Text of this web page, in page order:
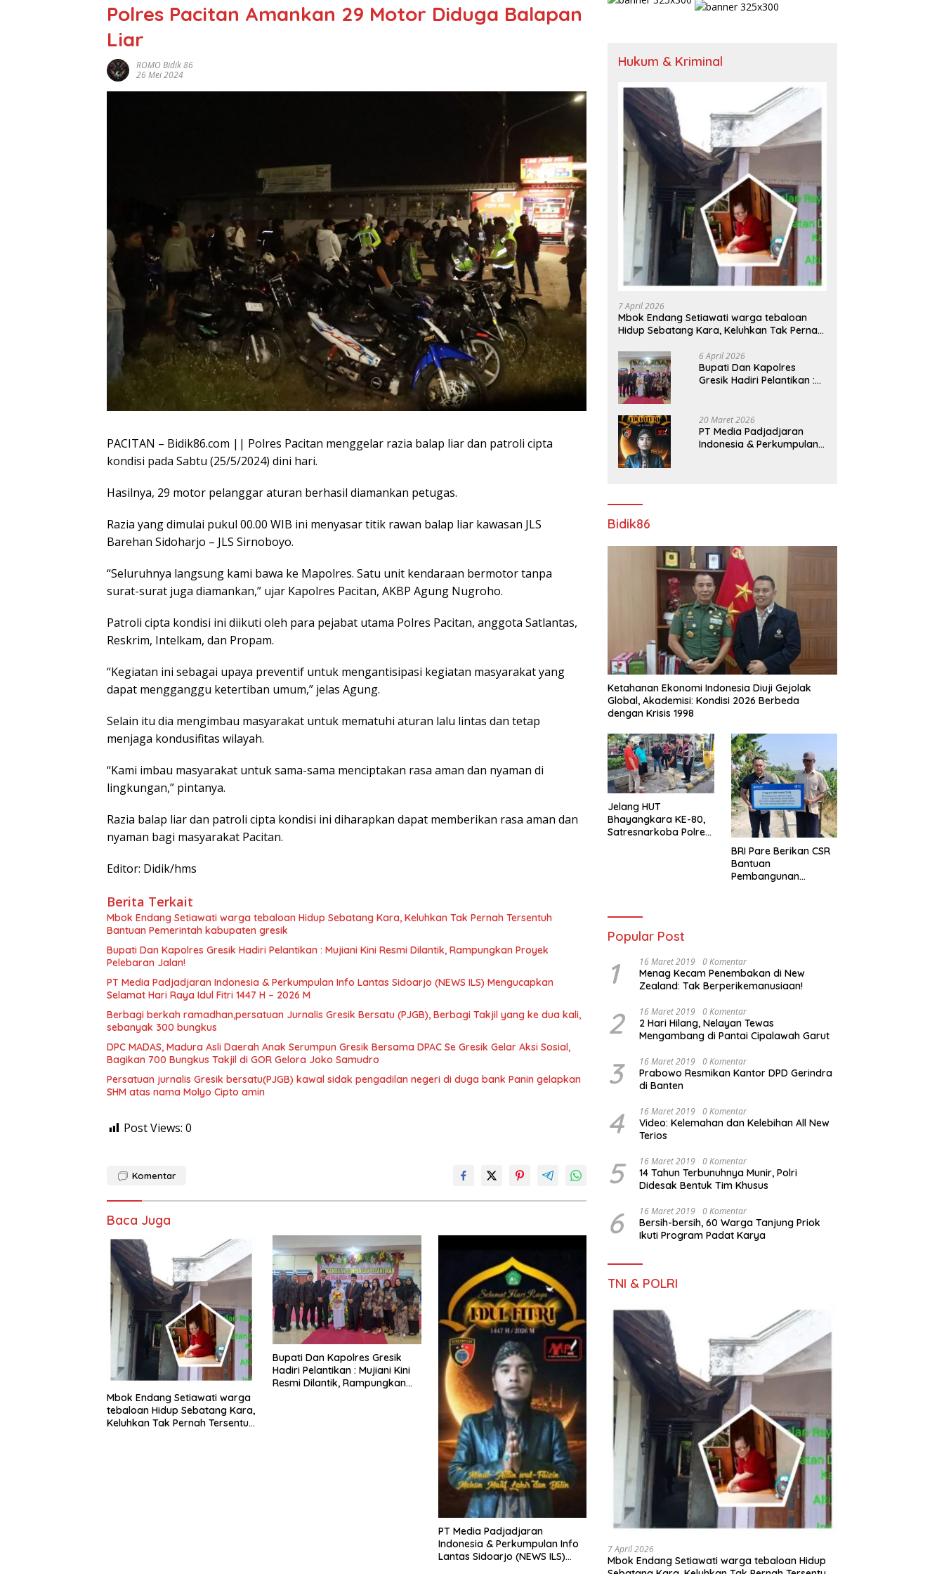
Polres Pacitan Amankan 29 Motor Diduga Balapan
Liar
ROMO Bidik 86
26 Mei 2024
PACITAN – Bidik86.com || Polres Pacitan menggelar razia balap liar dan patroli cipta
kondisi pada Sabtu (25/5/2024) dini hari.
Hasilnya, 29 motor pelanggar aturan berhasil diamankan petugas.
Razia yang dimulai pukul 00.00 WIB ini menyasar titik rawan balap liar kawasan JLS
Barehan Sidoharjo – JLS Sirnoboyo.
“Seluruhnya langsung kami bawa ke Mapolres. Satu unit kendaraan bermotor tanpa
surat-surat juga diamankan,” ujar Kapolres Pacitan, AKBP Agung Nugroho.
Patroli cipta kondisi ini diikuti oleh para pejabat utama Polres Pacitan, anggota Satlantas,
Reskrim, Intelkam, dan Propam.
“Kegiatan ini sebagai upaya preventif untuk mengantisipasi kegiatan masyarakat yang
dapat mengganggu ketertiban umum,” jelas Agung.
Selain itu dia mengimbau masyarakat untuk mematuhi aturan lalu lintas dan tetap
menjaga kondusifitas wilayah.
“Kami imbau masyarakat untuk sama-sama menciptakan rasa aman dan nyaman di
lingkungan,” pintanya.
Razia balap liar dan patroli cipta kondisi ini diharapkan dapat memberikan rasa aman dan
nyaman bagi masyarakat Pacitan.
Editor: Didik/hms
Berita Terkait
Mbok Endang Setiawati warga tebaloan Hidup Sebatang Kara, Keluhkan Tak Pernah Tersentuh
Bantuan Pemerintah kabupaten gresik
​Bupati Dan Kapolres Gresik Hadiri Pelantikan : Mujiani Kini Resmi Dilantik, Rampungkan Proyek
Pelebaran Jalan!
PT Media Padjadjaran Indonesia & Perkumpulan Info Lantas Sidoarjo (NEWS ILS) Mengucapkan
Selamat Hari Raya Idul Fitri 1447 H – 2026 M
Berbagi berkah ramadhan,persatuan Jurnalis Gresik Bersatu (PJGB), Berbagi Takjil yang ke dua kali,
sebanyak 300 bungkus
DPC MADAS, Madura Asli Daerah Anak Serumpun Gresik Bersama DPAC Se Gresik Gelar Aksi Sosial,
Bagikan 700 Bungkus Takjil di GOR Gelora Joko Samudro
Persatuan jurnalis Gresik bersatu(PJGB) kawal sidak pengadilan negeri di duga bank Panin gelapkan
SHM atas nama Molyo Cipto amin
Post Views: 0
Komentar
Baca Juga
Mbok Endang Setiawati warga
tebaloan Hidup Sebatang Kara,
Keluhkan Tak Pernah Tersentuh
​Bupati Dan Kapolres Gresik
Hadiri Pelantikan : Mujiani Kini
Resmi Dilantik, Rampungkan
PT Media Padjadjaran
Indonesia & Perkumpulan Info
Lantas Sidoarjo (NEWS ILS)
Hukum & Kriminal
7 April 2026
Mbok Endang Setiawati warga tebaloan
Hidup Sebatang Kara, Keluhkan Tak Pernah
gresik
6 April 2026
​Bupati Dan Kapolres
Gresik Hadiri Pelantikan :
Pelebaran Jalan!
20 Maret 2026
PT Media Padjadjaran
Indonesia & Perkumpulan
Bidik86
Ketahanan Ekonomi Indonesia Diuji Gejolak
Global, Akademisi: Kondisi 2026 Berbeda
dengan Krisis 1998
Jelang HUT
Bhayangkara KE-80,
Satresnarkoba Polres
BRI Pare Berikan CSR
Bantuan
Pembangunan
Popular Post
1 16 Maret 2019 0 Komentar
Menag Kecam Penembakan di New
Zealand: Tak Berperikemanusiaan!
2 16 Maret 2019 0 Komentar
2 Hari Hilang, Nelayan Tewas
Mengambang di Pantai Cipalawah Garut
3 16 Maret 2019 0 Komentar
Prabowo Resmikan Kantor DPD Gerindra
di Banten
4 16 Maret 2019 0 Komentar
Video: Kelemahan dan Kelebihan All New
Terios
5 16 Maret 2019 0 Komentar
14 Tahun Terbunuhnya Munir, Polri
Didesak Bentuk Tim Khusus
6 16 Maret 2019 0 Komentar
Bersih-bersih, 60 Warga Tanjung Priok
Ikuti Program Padat Karya
TNI & POLRI
7 April 2026
Mbok Endang Setiawati warga tebaloan Hidup